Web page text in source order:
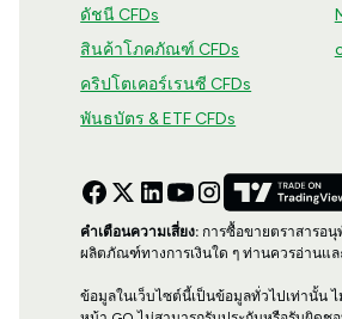
ดัชนี CFDs
สินค้าโภคภัณฑ์ CFDs
คริปโตเคอร์เรนซี CFDs
พันธบัตร & ETF CFDs
คำเตือนความเสี่ยง: การซื้อขายตราสารอ
ผลิตภัณฑ์ทางการเงินใด ๆ ท่านควรอ่านแล
ข้อมูลในเว็บไซต์นี้เป็นข้อมูลทั่วไปเท่านั้น